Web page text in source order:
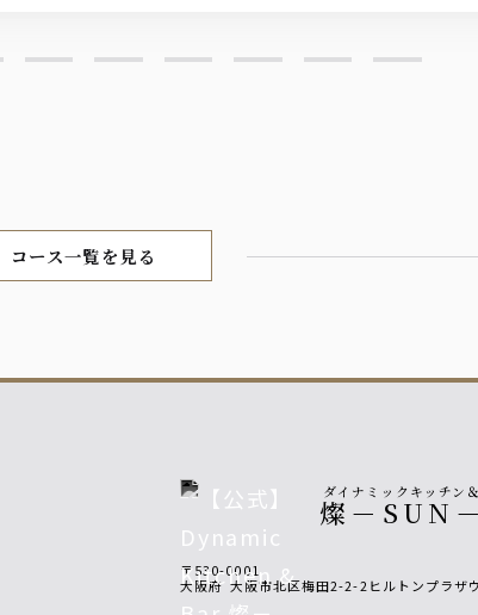
コース一覧を見る
ダイナミックキッチン
燦－SUN－
〒530-0001
大阪府 大阪市北区梅田2-2-2ヒルトンプラザ